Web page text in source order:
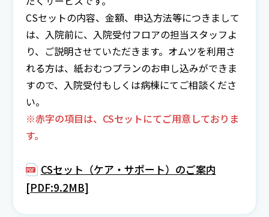
CSセットの内容、金額、申込方法等につきまして
は、入院前に、入院受付フロアの担当スタッフよ
り、ご説明させていただきます。オムツを利用さ
れる方は、紙おむつプランのお申し込みができま
すので、入院受付もしくは病棟にてご相談くださ
い。
※赤字の項目は、CSセットにてご用意しておりま
す。
CSセット（ケア・サポート）のご案内
[PDF:9.2MB]